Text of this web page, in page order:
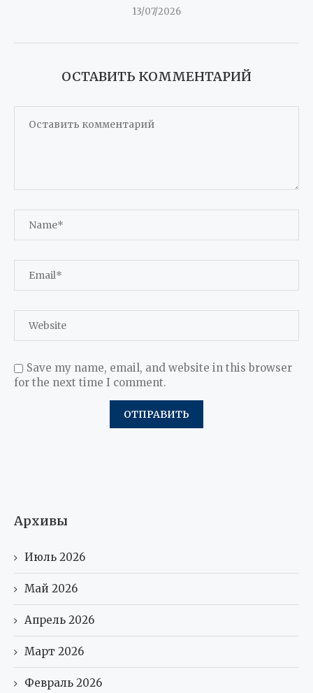
13/07/2026
ОСТАВИТЬ КОММЕНТАРИЙ
Save my name, email, and website in this browser
for the next time I comment.
Архивы
Июль 2026
Май 2026
Апрель 2026
Март 2026
Февраль 2026